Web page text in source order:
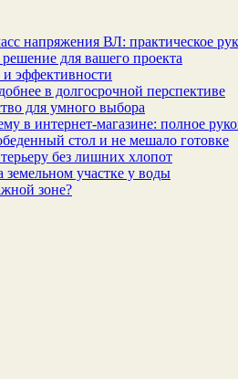
напряжения ВЛ: практическое
для вашего проекта
эффективности
в долгосрочной перспективе
для умного выбора
в интернет‑магазине: полное
стол и не мешало готовке
без лишних хлопот
земельном участке у воды
зоне?